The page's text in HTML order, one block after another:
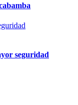
seguridad